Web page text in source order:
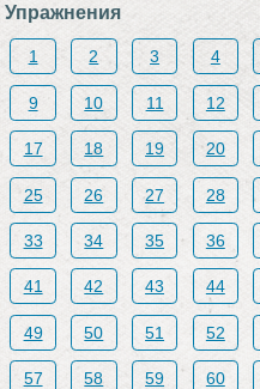
Упражнения
1 2 3 4
9 10 11 12
17 18 19 20
25 26 27 28
33 34 35 36
41 42 43 44
49 50 51 52
57 58 59 60